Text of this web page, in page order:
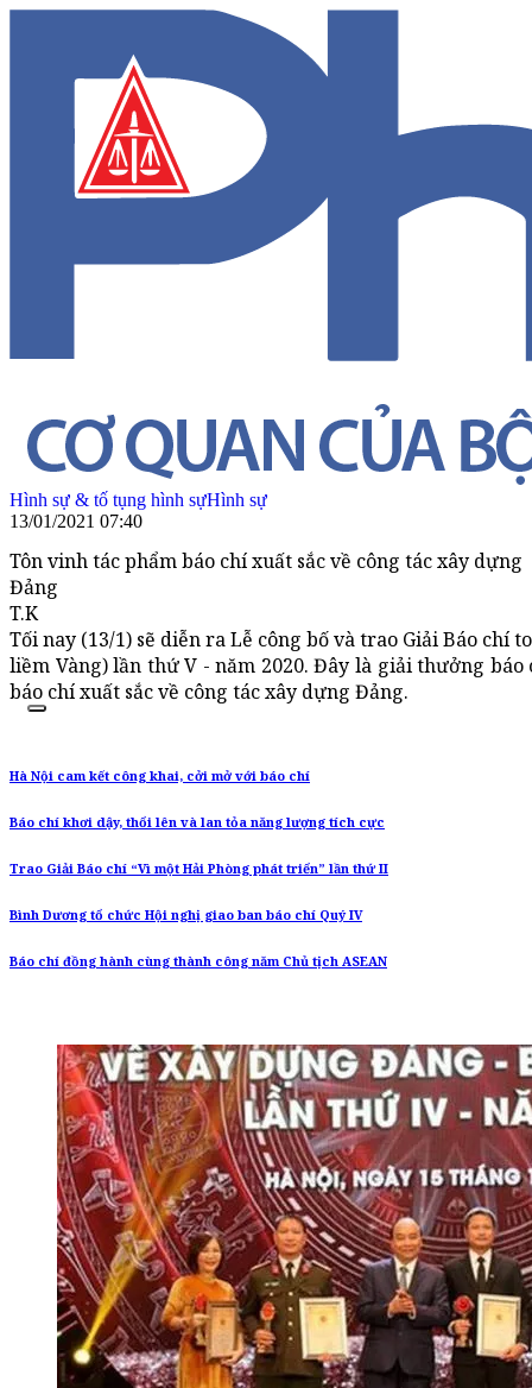
Hình sự & tố tụng hình sựHình sự
13/01/2021 07:40
Tôn vinh tác phẩm báo chí xuất sắc về công tác xây dựng
Đảng
T.K
Tối nay (13/1) sẽ diễn ra Lễ công bố và trao Giải Báo chí
liềm Vàng) lần thứ V - năm 2020. Đây là giải thưởng
báo chí xuất sắc về công tác xây dựng Đảng.
Hà Nội cam kết công khai, cởi mở với báo chí
Báo chí khơi dậy, thổi lên và lan tỏa năng lượng tích cực
Trao Giải Báo chí “Vì một Hải Phòng phát triển” lần thứ II
Bình Dương tổ chức Hội nghị giao ban báo chí Quý IV
Báo chí đồng hành cùng thành công năm Chủ tịch ASEAN